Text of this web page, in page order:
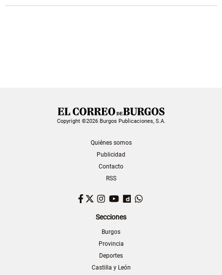
Copyright ©2026 Burgos Publicaciones, S.A.
Quiénes somos
Publicidad
Contacto
RSS
Facebook
TwitterInstagram
YouTubeDailymotion
Secciones
Burgos
Provincia
Deportes
Castilla y León